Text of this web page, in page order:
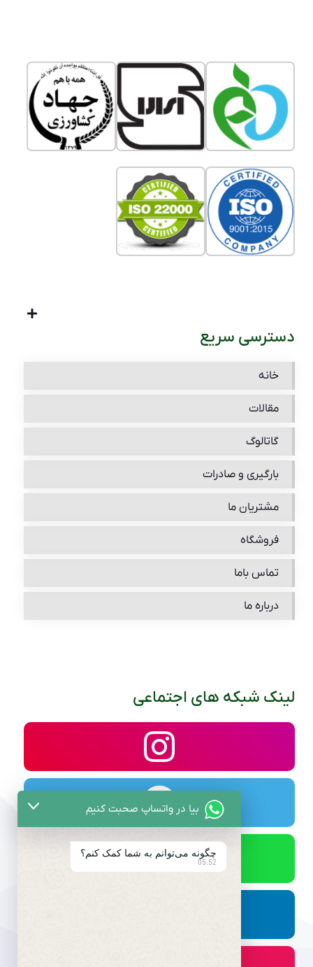
دسترسی سریع
خانه
مقالات
گاتالوگ
بارگیری و صادرات
مشتریان ما
فروشگاه
تماس باما
درباره ما
لینک شبکه های اجتماعی
بیا در واتساپ صحبت کنیم
چگونه می‌توانم به شما کمک کنم؟
05:52